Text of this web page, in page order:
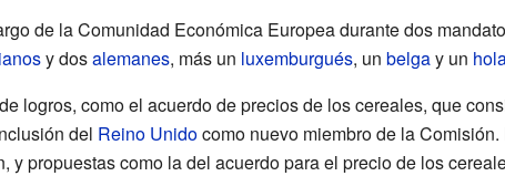
de la Comunidad Económica Europea durante dos
y dosalemanes, más un luxemburgués, un belgay un
logros, como el acuerdo de precios de los cereales, que
del Reino Unidocomo nuevo miembro de la
y propuestas como la del acuerdo para el precio de los